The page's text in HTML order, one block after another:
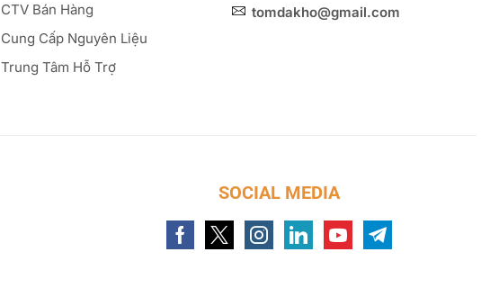
CTV Bán Hàng
Cung Cấp Nguyên Liệu
Trung Tâm Hỗ Trợ
tomdakho@gmail.com
SOCIAL MEDIA